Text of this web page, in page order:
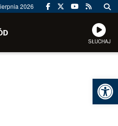
2026
SŁUCHAJ